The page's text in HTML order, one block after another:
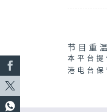
节目重温
本平台
港电台保